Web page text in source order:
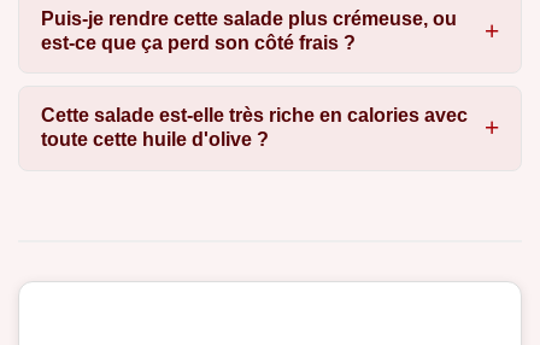
Puis-je rendre cette salade plus crémeuse, ou
est-ce que ça perd son côté frais ?
Cette salade est-elle très riche en calories avec
toute cette huile d'olive ?